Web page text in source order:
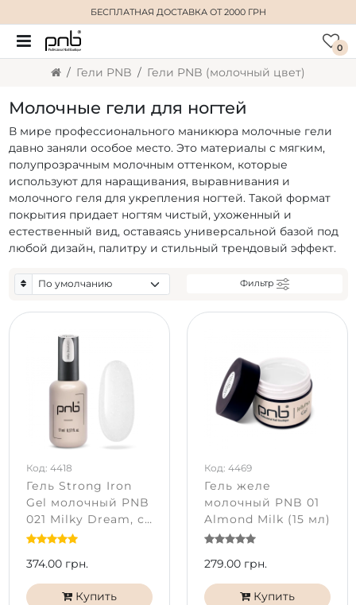
БЕСПЛАТНАЯ ДОСТАВКАОТ 2000 ГРН
0
Гели PNB Гели PNB (молочный цвет)
Молочные гели для ногтей
В мире профессионального маникюра молочные гели
давно заняли особое место. Это материалы с мягким,
полупрозрачным молочным оттенком, которые
используют для наращивания, выравнивания и
молочного геля для укрепления ногтей. Такой формат
покрытия придает ногтям чистый, ухоженный и
естественный вид, оставаясь универсальной базой под
любой дизайн, палитру и стильный трендовый эффект.
Фильтр
Код: 4418
Гель Strong Iron
Gel молочный PNB
021 Milky Dream, с
шиммером (17 мл)
374.00 грн.
Купить
Код: 4469
Гель желе
молочный PNB 01
Almond Milk (15 мл)
279.00 грн.
Купить